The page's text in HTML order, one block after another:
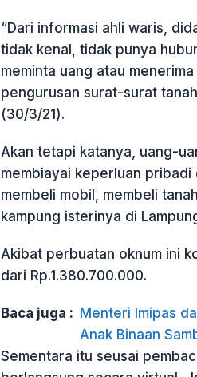
“Dari informasi ahli waris,
tidak kenal, tidak punya
meminta uang atau
pengurusan surat-surat
(30/3/21).
Akan tetapi katanya, uang-
membiayai keperluan
membeli mobil, membeli
kampung isterinya di
Akibat perbuatan oknum ini
dari Rp.1.380.700.000.
Baca juga : Menteri Imipas
Anak Binaan
Sementara itu seusai